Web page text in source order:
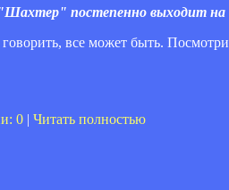
постепенно выходит на
все может быть.
0 | Читать полностью